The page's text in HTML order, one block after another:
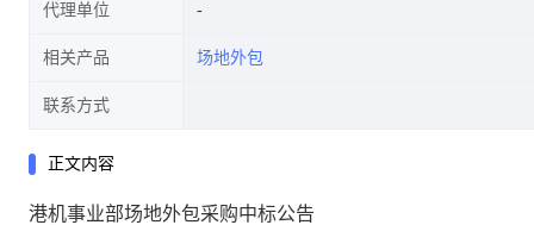
代理单位
相关产品 场地外包
联系方式
正文内容
港机事业部场地外包采购中标公告